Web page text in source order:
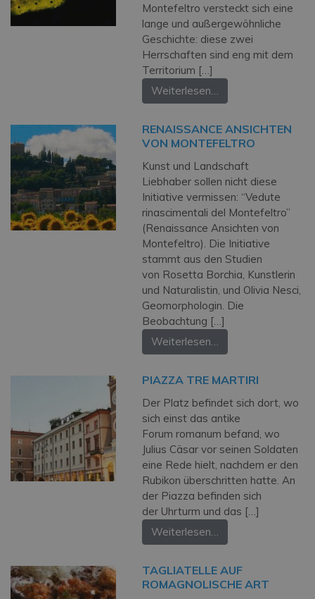
Montefeltro versteckt sich eine
lange und außergewöhnliche
Geschichte: diese zwei
Herrschaften sind eng mit dem
Territorium […]
Weiterlesen…
RENAISSANCE ANSICHTEN
VON MONTEFELTRO
Kunst und Landschaft
Liebhaber sollen nicht diese
Initiative vermissen: “Vedute
rinascimentali del Montefeltro”
(Renaissance Ansichten von
Montefeltro). Die Initiative
stammt aus den Studien
von Rosetta Borchia, Kunstlerin
und Naturalistin, und Olivia Nesci,
Geomorphologin. Die
Beobachtung […]
Weiterlesen…
PIAZZA TRE MARTIRI
Der Platz befindet sich dort, wo
sich einst das antike
Forum romanum befand, wo
Julius Cäsar vor seinen Soldaten
eine Rede hielt, nachdem er den
Rubikon überschritten hatte. An
der Piazza befinden sich
der Uhrturm und das […]
Weiterlesen…
TAGLIATELLE AUF
ROMAGNOLISCHE ART